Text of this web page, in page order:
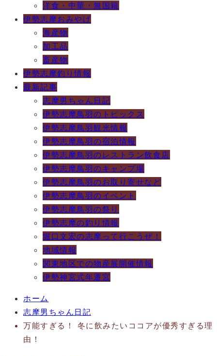
洋食・中華・無国籍
伊勢志摩おみやげ
海産物
加工品
畜産物
伊勢志摩釣り情報
最新記事
志摩男ちゃん日記
伊勢志摩鳥羽のトピックス
伊勢志摩鳥羽観光情報
伊勢志摩鳥羽の宿泊情報
伊勢志摩鳥羽のレストラン飲食店
伊勢志摩鳥羽のキャンプ場
伊勢志摩鳥羽のお取り寄せなど
伊勢志摩鳥羽のイベント
伊勢志摩鳥羽の祭り
伊勢志摩の釣り情報
堀口文宏の志摩って行こうぜ！
地域情報
関東地区での物産展開催情報
伊勢神宮式年遷宮
ホーム
志摩男ちゃん日記
万能すぎる！ 冬に飲みたいココアが優秀すぎる理
由！